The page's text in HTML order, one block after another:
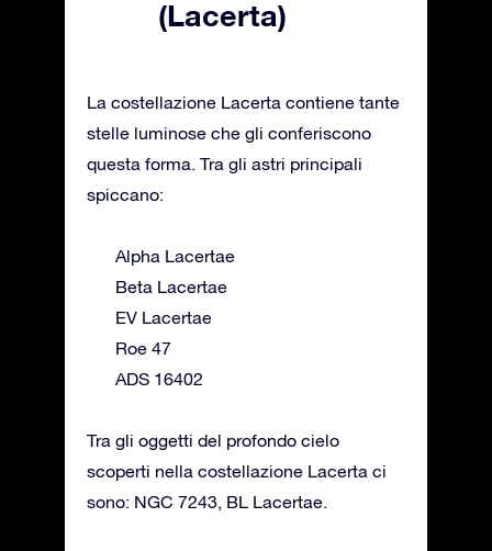
(Lacerta)
La costellazione Lacerta contiene tante
stelle luminose che gli conferiscono
questa forma. Tra gli astri principali
spiccano:
Alpha Lacertae
Beta Lacertae
EV Lacertae
Roe 47
ADS 16402
Tra gli oggetti del profondo cielo
scoperti nella costellazione Lacerta ci
sono: NGC 7243, BL Lacertae.